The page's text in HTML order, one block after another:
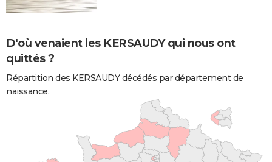
D'où venaient les KERSAUDY qui nous ont
quittés ?
Répartition des KERSAUDY décédés par département de
naissance.